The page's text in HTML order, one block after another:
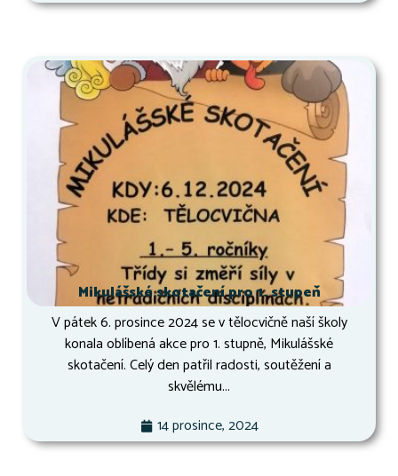
Mikulášské skotačení pro 1. stupeň
V pátek 6. prosince 2024 se v tělocvičně naší školy
konala oblíbená akce pro 1. stupně, Mikulášské
skotačení. Celý den patřil radosti, soutěžení a
skvělému...
14 prosince, 2024